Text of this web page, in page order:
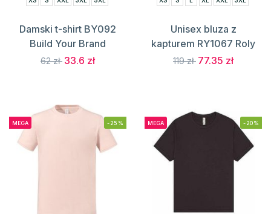
Damski t-shirt BY092
Build Your Brand
62 zł 33.6 zł
Unisex bluza z
kapturem RY1067 Roly
119 zł 77.35 zł
MEGA -25% MEGA -20%